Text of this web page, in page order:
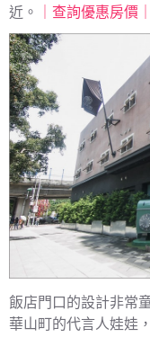
近。
｜查詢優惠房價｜
飯店門口的設計非常
華山町的代言人娃娃